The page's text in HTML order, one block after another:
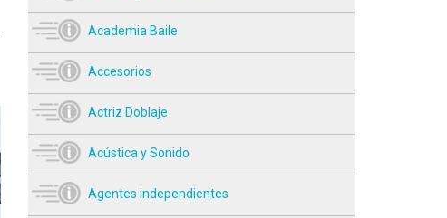
Academia Baile
Accesorios
Actriz Doblaje
Acústica y Sonido
Agentes independientes